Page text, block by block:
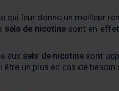
qui leur donne un meilleur
sels de nicotine sont en
aux sels de nicotine sont
être un plus en cas de